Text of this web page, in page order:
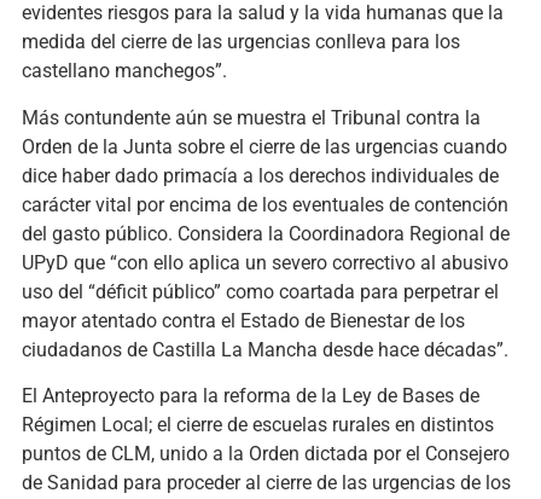
evidentes riesgos para la salud y la vida humanas que la
medida del cierre de las urgencias conlleva para los
castellano manchegos”.
Más contundente aún se muestra el Tribunal contra la
Orden de la Junta sobre el cierre de las urgencias cuando
dice haber dado primacía a los derechos individuales de
carácter vital por encima de los eventuales de contención
del gasto público. Considera la Coordinadora Regional de
UPyD que “con ello aplica un severo correctivo al abusivo
uso del “déficit público” como coartada para perpetrar el
mayor atentado contra el Estado de Bienestar de los
ciudadanos de Castilla La Mancha desde hace décadas”.
El Anteproyecto para la reforma de la Ley de Bases de
Régimen Local; el cierre de escuelas rurales en distintos
puntos de CLM, unido a la Orden dictada por el Consejero
de Sanidad para proceder al cierre de las urgencias de los